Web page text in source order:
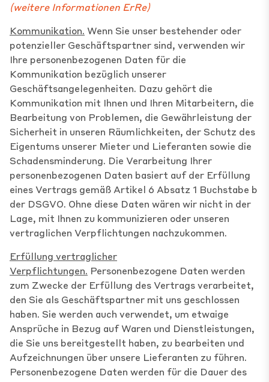
(weitere Informationen ErRe)
Kommunikation. Wenn Sie unser bestehender oder
potenzieller Geschäftspartner sind, verwenden wir
Ihre personenbezogenen Daten für die
Kommunikation bezüglich unserer
Geschäftsangelegenheiten. Dazu gehört die
Kommunikation mit Ihnen und Ihren Mitarbeitern, die
Bearbeitung von Problemen, die Gewährleistung der
Sicherheit in unseren Räumlichkeiten, der Schutz des
Eigentums unserer Mieter und Lieferanten sowie die
Schadensminderung. Die Verarbeitung Ihrer
personenbezogenen Daten basiert auf der Erfüllung
eines Vertrags gemäß Artikel 6 Absatz 1 Buchstabe b
der DSGVO. Ohne diese Daten wären wir nicht in der
Lage, mit Ihnen zu kommunizieren oder unseren
vertraglichen Verpflichtungen nachzukommen.
Erfüllung vertraglicher
Verpflichtungen. Personenbezogene Daten werden
zum Zwecke der Erfüllung des Vertrags verarbeitet,
den Sie als Geschäftspartner mit uns geschlossen
haben. Sie werden auch verwendet, um etwaige
Ansprüche in Bezug auf Waren und Dienstleistungen,
die Sie uns bereitgestellt haben, zu bearbeiten und
Aufzeichnungen über unsere Lieferanten zu führen.
Personenbezogene Daten werden für die Dauer des